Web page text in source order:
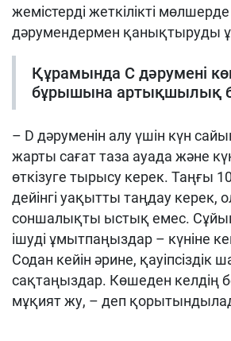
жемістерді жеткілікті
дәрумендермен қанықтыруды
Құрамында С дәрумені
бұрышына артықшылық
– D дәруменін алу үшін күн
жарты сағат таза ауада және
өткізуге тырысу керек. Таңғы
дейінгі уақытты таңдау керек,
соншалықты ыстық емес.
ішуді ұмытпаңыздар – күніне
Содан кейін әрине, қауіпсіздік
сақтаңыздар. Көшеден келдің
мұқият жу, – деп